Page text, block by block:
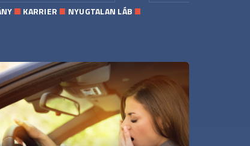
KARRIER
NYUGTALAN LÁB